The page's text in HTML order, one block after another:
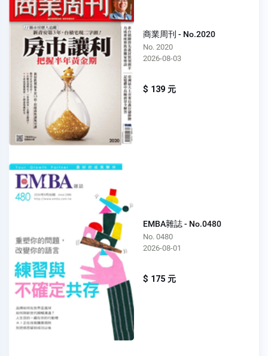
商業周刊 - No.2020
No. 2020
2026-08-03
$ 139 元
EMBA雜誌 - No.0480
No. 0480
2026-08-01
$ 175 元